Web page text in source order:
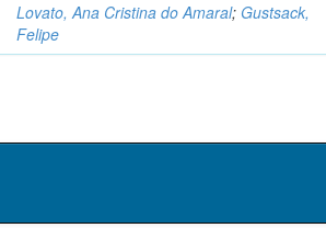
Lovato, Ana Cristina do Amaral; Gustsack,
Felipe